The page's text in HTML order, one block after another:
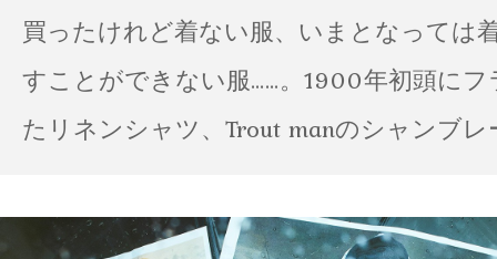
買ったけれど着ない服、いまとなっては
すことができない服……。1900年初頭に
たリネンシャツ、Trout manのシャンブ